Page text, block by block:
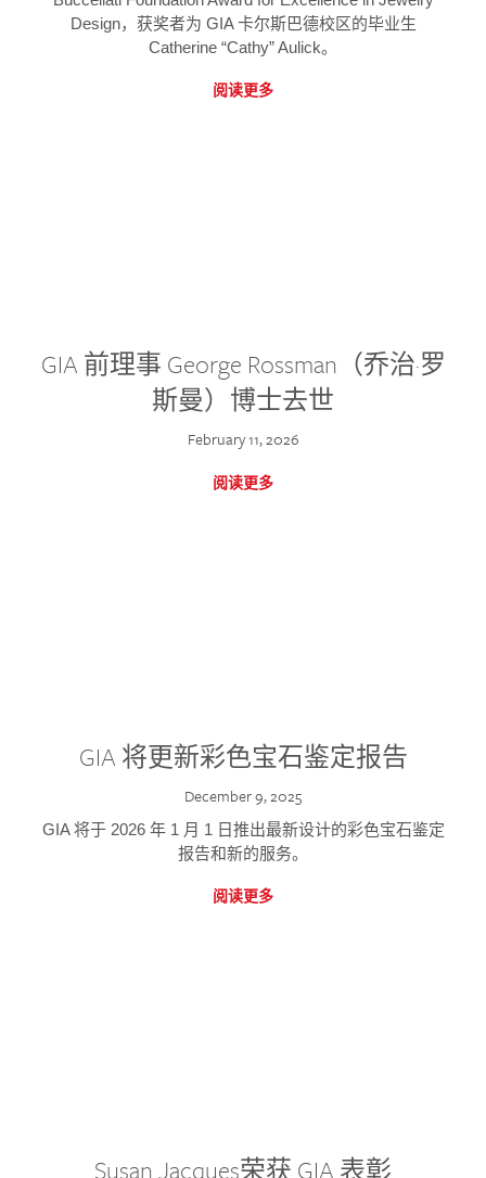
Design，获奖者为 GIA 卡尔斯巴德校区的毕业生
Catherine “Cathy” Aulick。
阅读更多
GIA 前理事 George Rossman（乔治·罗
斯曼）博士去世
February 11, 2026
阅读更多
GIA 将更新彩色宝石鉴定报告
December 9, 2025
GIA 将于 2026 年 1 月 1 日推出最新设计的彩色宝石鉴定
报告和新的服务。
阅读更多
Susan Jacques荣获 GIA 表彰